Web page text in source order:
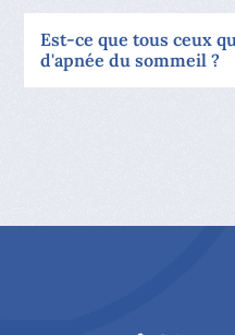
Est-ce que tous ceux
d'apnée du sommeil ?